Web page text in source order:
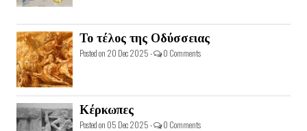
Το τέλος της Οδύσσειας
Posted on 20 Dec 2025 - 0 Comments
Κέρκωπες
Posted on 05 Dec 2025 - 0 Comments